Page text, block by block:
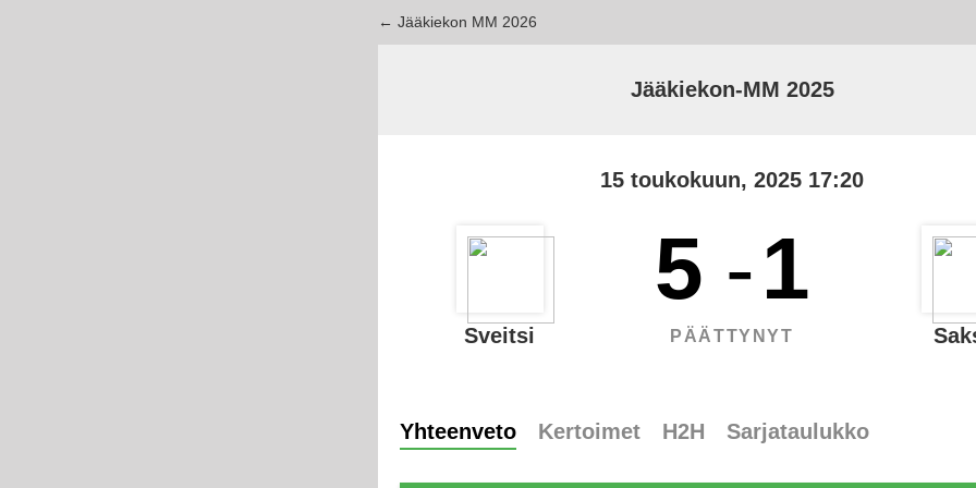
← Jääkiekon MM 2026
Sveitsi
Jääkiekon-MM 2025
15 toukokuun, 2025 17:20
5 - 1
PÄÄTTYNYT
Yhteenveto Kertoimet H2H Sarjataulukko